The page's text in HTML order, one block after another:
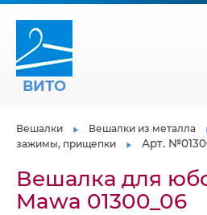
ВИТО
Вешалки Вешалки из металла
зажимы, прищепки
Арт.
Вешалка для
Mawa 01300_06